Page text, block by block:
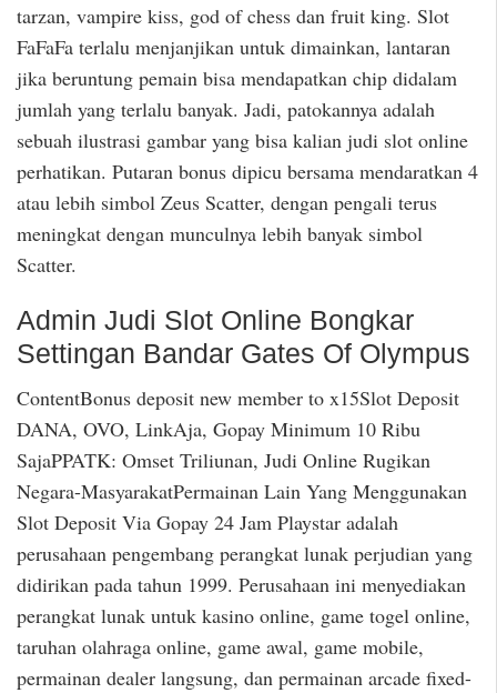
tarzan, vampire kiss, god of chess dan fruit king. Slot
FaFaFa terlalu menjanjikan untuk dimainkan, lantaran
jika beruntung pemain bisa mendapatkan chip didalam
jumlah yang terlalu banyak. Jadi, patokannya adalah
sebuah ilustrasi gambar yang bisa kalian judi slot online
perhatikan. Putaran bonus dipicu bersama mendaratkan 4
atau lebih simbol Zeus Scatter, dengan pengali terus
meningkat dengan munculnya lebih banyak simbol
Scatter.
Admin Judi Slot Online Bongkar
Settingan Bandar Gates Of Olympus
ContentBonus deposit new member to x15Slot Deposit
DANA, OVO, LinkAja, Gopay Minimum 10 Ribu
SajaPPATK: Omset Triliunan, Judi Online Rugikan
Negara-MasyarakatPermainan Lain Yang Menggunakan
Slot Deposit Via Gopay 24 Jam Playstar adalah
perusahaan pengembang perangkat lunak perjudian yang
didirikan pada tahun 1999. Perusahaan ini menyediakan
perangkat lunak untuk kasino online, game togel online,
taruhan olahraga online, game awal, game mobile,
permainan dealer langsung, dan permainan arcade fixed-